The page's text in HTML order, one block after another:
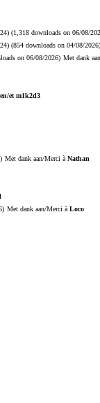
) (1,318 downloads on 06/08/
) (854 downloads on 04/08/2026)
on 06/08/2026) Met dank
en/et m1k2d3
Met dank aan/Merci à Nathan
Met dank aan/Merci à Loco